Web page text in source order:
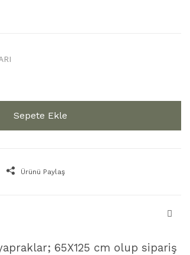
Sepete Ekle
Ürünü Paylaş
65X125 cm olup sipariş